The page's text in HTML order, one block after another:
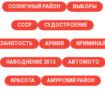
СОЛНЕЧНЫЙ РАЙОН ВЫБОРЫ
СССР СУДОСТРОЕНИЕ
ЗАНЯТОСТЬ АРМИЯ КРИМИНАЛ
НАВОДНЕНИЕ 2013 АВТОМОТО
КРАСОТА АМУРСКИЙ РАЙОН